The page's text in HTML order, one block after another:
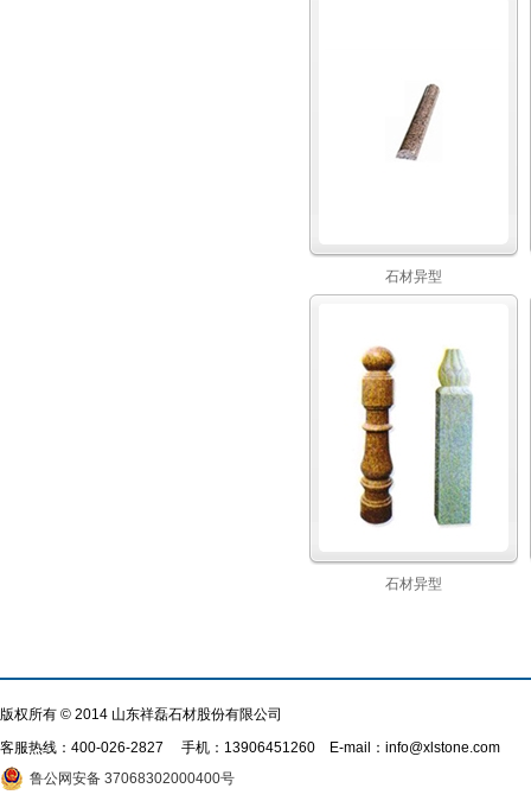
石材异型
石材异型
版权所有 © 2014 山东祥磊石材股份有限公司
客服热线： 400-026-2827 手机：13906451260 E-mail：info@xlstone.com
鲁公网安备 37068302000400号